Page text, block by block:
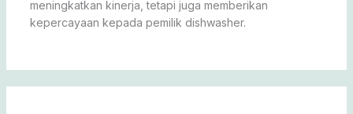
meningkatkan kinerja, tetapi juga memberikan
kepercayaan kepada pemilik dishwasher.